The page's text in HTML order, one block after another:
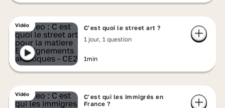
Vidéo
C’est quoi le street art ?
1 jour, 1 question
1min
Vidéo
C’est qui les immigrés en
France ?